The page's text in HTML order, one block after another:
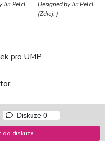
Jiri Pelcl
Designed by Jiri Pelcl
(Zdroj: )
pro UMP
Diskuze 0
do diskuze